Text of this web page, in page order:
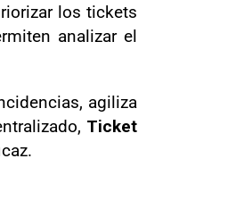
los tickets
analizar el
agiliza
Ticket